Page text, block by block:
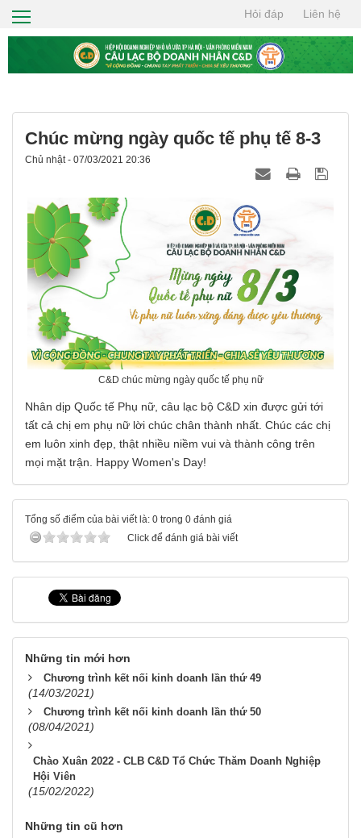
Hỏi đáp Liên hệ
CƠ HỘI GIAO THƯƠNG
THIỆN NGUYỆN
TÌM KIẾM
LIÊN HỆ
Chúc mừng ngày quốc tế phụ tế 8-3
Chủ nhật - 07/03/2021 20:36
C&D chúc mừng ngày quốc tế phụ nữ
Nhân dịp Quốc tế Phụ nữ, câu lạc bộ C&D xin được gửi tới
tất cả chị em phụ nữ lời chúc chân thành nhất. Chúc các chị
em luôn xinh đẹp, thật nhiều niềm vui và thành công trên
mọi mặt trận. Happy Women's Day!
Tổng số điểm của bài viết là: 0 trong 0 đánh giá
Click để đánh giá bài viết
Những tin mới hơn
Chương trình kết nối kinh doanh lần thứ 49
(14/03/2021)
Chương trình kết nối kinh doanh lần thứ 50
(08/04/2021)
Chào Xuân 2022 - CLB C&D Tổ Chức Thăm Doanh Nghiệp
Hội Viên
(15/02/2022)
Những tin cũ hơn